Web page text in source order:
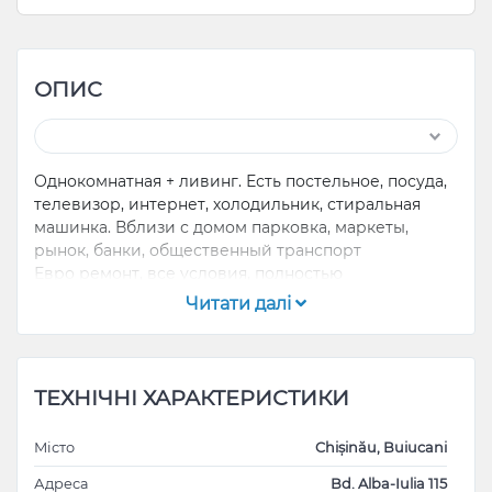
ОПИС
Однокомнатная + ливинг. Есть постельное, посуда,
телевизор, интернет, холодильник, стиральная
машинка. Вблизи с домом парковка, маркеты,
рынок, банки, общественный транспорт
Евро ремонт, все условия, полностью
Читати далі
ТЕХНІЧНІ ХАРАКТЕРИСТИКИ
Місто Chișinău, Buiucani
Адреса Bd. Alba-Iulia 115